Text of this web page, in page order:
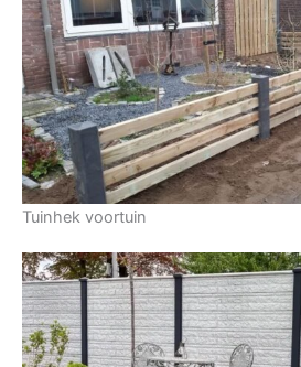
Tuinhek voortuin